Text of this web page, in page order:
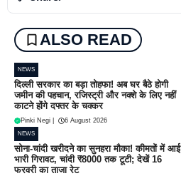
ALSO READ
NEWS
दिल्ली सरकार का बड़ा तोहफा! अब घर बैठे होगी
जमीन की पहचान, रजिस्ट्री और नक्शे के लिए नहीं
काटने होंगे दफ्तर के चक्कर
Pinki Negi 6 August 2026
NEWS
सोना-चांदी खरीदने का सुनहरा मौका! कीमतों में आई
भारी गिरावट, चांदी ₹8000 तक टूटी; देखें 16
फरवरी का ताजा रेट